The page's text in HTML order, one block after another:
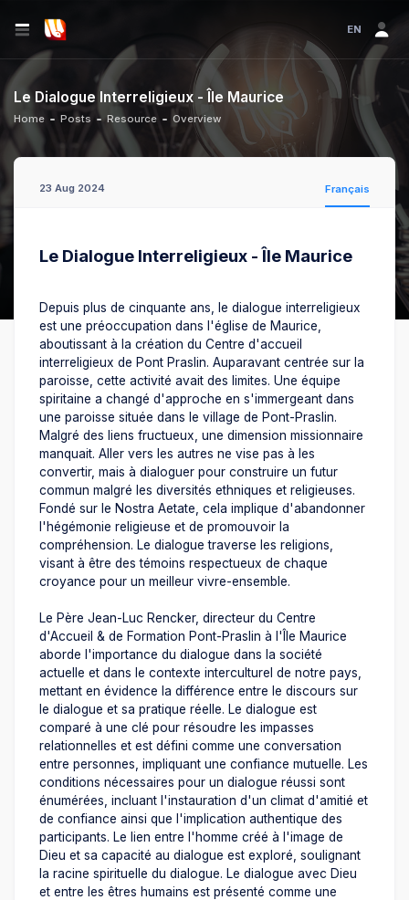
EN
Le Dialogue Interreligieux - Île Maurice
Home Posts Resource Overview
23 Aug 2024 Français
Le Dialogue Interreligieux - Île Maurice
Depuis plus de cinquante ans, le dialogue interreligieux
est une préoccupation dans l'église de Maurice,
aboutissant à la création du Centre d'accueil
interreligieux de Pont Praslin. Auparavant centrée sur la
paroisse, cette activité avait des limites. Une équipe
spiritaine a changé d'approche en s'immergeant dans
une paroisse située dans le village de Pont-Praslin.
Malgré des liens fructueux, une dimension missionnaire
manquait. Aller vers les autres ne vise pas à les
convertir, mais à dialoguer pour construire un futur
commun malgré les diversités ethniques et religieuses.
Fondé sur le Nostra Aetate, cela implique d'abandonner
l'hégémonie religieuse et de promouvoir la
compréhension. Le dialogue traverse les religions,
visant à être des témoins respectueux de chaque
croyance pour un meilleur vivre-ensemble.
Le Père Jean-Luc Rencker, directeur du Centre
d'Accueil & de Formation Pont-Praslin à l'Île Maurice
aborde l'importance du dialogue dans la société
actuelle et dans le contexte interculturel de notre pays,
mettant en évidence la différence entre le discours sur
le dialogue et sa pratique réelle. Le dialogue est
comparé à une clé pour résoudre les impasses
relationnelles et est défini comme une conversation
entre personnes, impliquant une confiance mutuelle. Les
conditions nécessaires pour un dialogue réussi sont
énumérées, incluant l'instauration d'un climat d'amitié et
de confiance ainsi que l'implication authentique des
participants. Le lien entre l'homme créé à l'image de
Dieu et sa capacité au dialogue est exploré, soulignant
la racine spirituelle du dialogue. Le dialogue avec Dieu
et entre les êtres humains est présenté comme une